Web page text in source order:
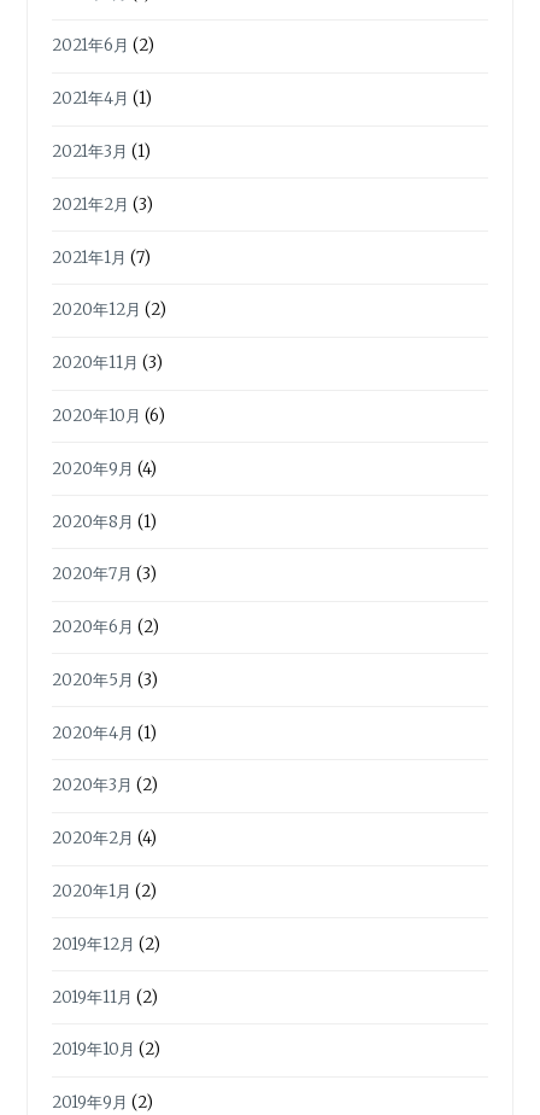
2021年6月 (2)
2021年4月 (1)
2021年3月 (1)
2021年2月 (3)
2021年1月 (7)
2020年12月 (2)
2020年11月 (3)
2020年10月 (6)
2020年9月 (4)
2020年8月 (1)
2020年7月 (3)
2020年6月 (2)
2020年5月 (3)
2020年4月 (1)
2020年3月 (2)
2020年2月 (4)
2020年1月 (2)
2019年12月 (2)
2019年11月 (2)
2019年10月 (2)
2019年9月 (2)